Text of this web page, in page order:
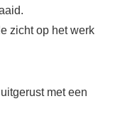
zicht op het werk
met een